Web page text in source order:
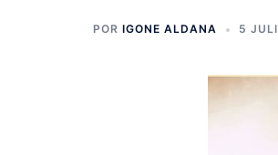
POR IGONE ALDANA 5